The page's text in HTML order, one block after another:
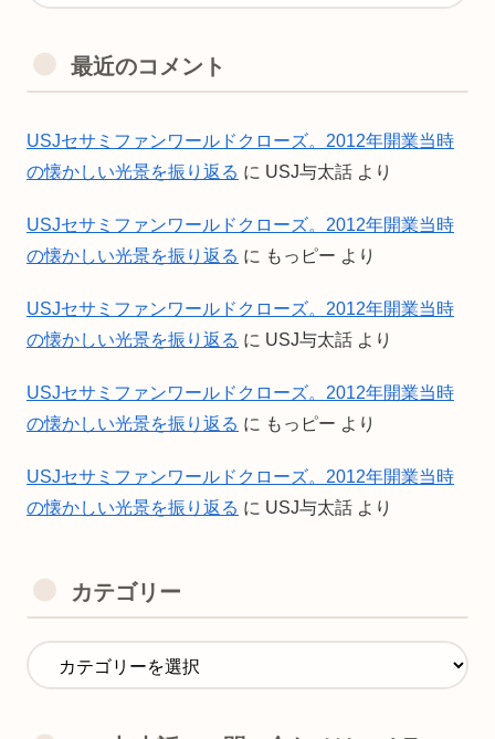
最近のコメント
USJセサミファンワールドクローズ。2012年開業当時
の懐かしい光景を振り返る に USJ与太話 より
USJセサミファンワールドクローズ。2012年開業当時
の懐かしい光景を振り返る に もっピー より
USJセサミファンワールドクローズ。2012年開業当時
の懐かしい光景を振り返る に USJ与太話 より
USJセサミファンワールドクローズ。2012年開業当時
の懐かしい光景を振り返る に もっピー より
USJセサミファンワールドクローズ。2012年開業当時
の懐かしい光景を振り返る に USJ与太話 より
カテゴリー